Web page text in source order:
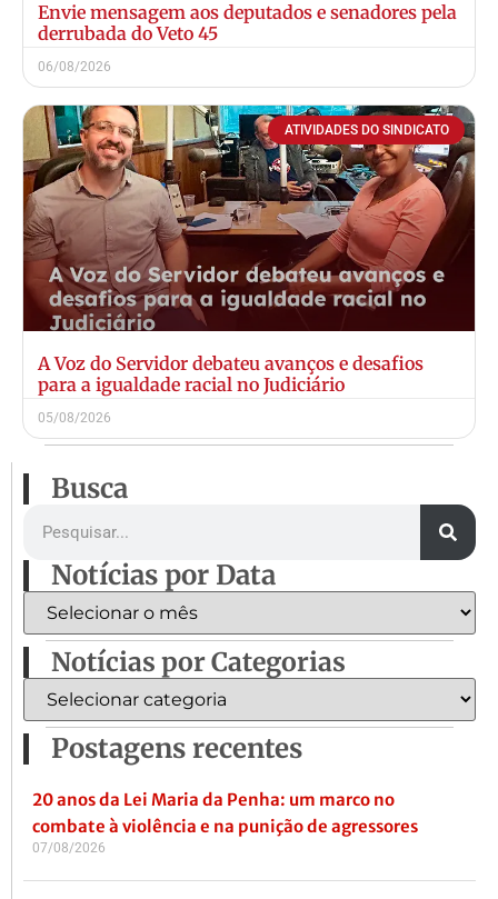
Envie mensagem aos deputados e senadores pela
derrubada do Veto 45
06/08/2026
ATIVIDADES DO SINDICATO
A Voz do Servidor debateu avanços e desafios
para a igualdade racial no Judiciário
05/08/2026
Busca
Notícias por Data
Notícias por Categorias
Postagens recentes
20 anos da Lei Maria da Penha: um marco no
combate à violência e na punição de agressores
07/08/2026